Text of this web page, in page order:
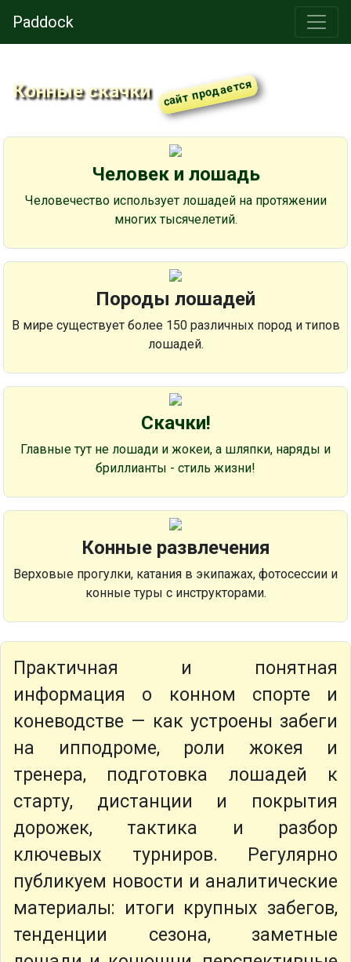
Paddock
Конные скачки
Человек и лошадь
Человечество использует лошадей на протяжении
многих тысячелетий.
Породы лошадей
В мире существует более 150 различных пород и типов
лошадей.
Скачки!
Главные тут не лошади и жокеи, а шляпки, наряды и
бриллианты - стиль жизни!
Конные развлечения
Верховые прогулки, катания в экипажах, фотосессии и
конные туры с инструкторами.
Практичная и понятная
информация о конном спорте и
коневодстве — как устроены забеги
на ипподроме, роли жокея и
тренера, подготовка лошадей к
старту, дистанции и покрытия
дорожек, тактика и разбор
ключевых турниров. Регулярно
публикуем новости и аналитические
материалы: итоги крупных забегов,
тенденции сезона, заметные